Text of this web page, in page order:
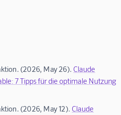
(2026, May 26). Claude
7 Tipps für die optimale Nutzung
(2026, May 12). Claude